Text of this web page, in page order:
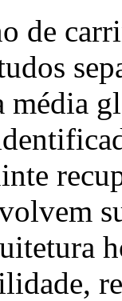
de
média